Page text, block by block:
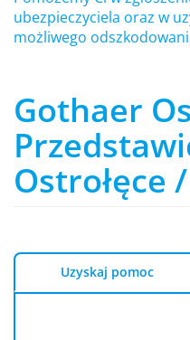
ubezpieczyciela oraz w
możliwego
Gothaer
Ostrołęce /
Uzyskaj pomoc